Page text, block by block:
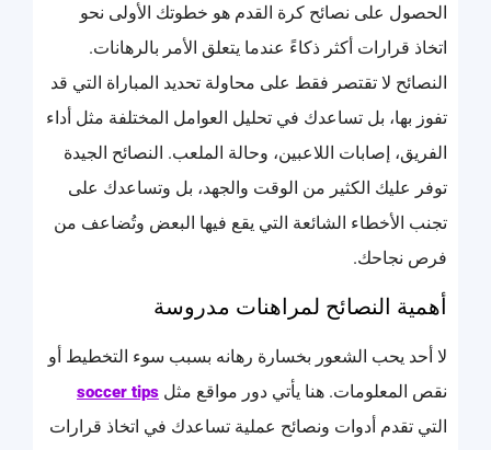
الحصول على نصائح كرة القدم هو خطوتك الأولى نحو
اتخاذ قرارات أكثر ذكاءً عندما يتعلق الأمر بالرهانات.
النصائح لا تقتصر فقط على محاولة تحديد المباراة التي قد
تفوز بها، بل تساعدك في تحليل العوامل المختلفة مثل أداء
الفريق، إصابات اللاعبين، وحالة الملعب. النصائح الجيدة
توفر عليك الكثير من الوقت والجهد، بل وتساعدك على
تجنب الأخطاء الشائعة التي يقع فيها البعض وتُضاعف من
فرص نجاحك.
أهمية النصائح لمراهنات مدروسة
لا أحد يحب الشعور بخسارة رهانه بسبب سوء التخطيط أو
نقص المعلومات. هنا يأتي دور مواقع مثل soccer tips
التي تقدم أدوات ونصائح عملية تساعدك في اتخاذ قرارات